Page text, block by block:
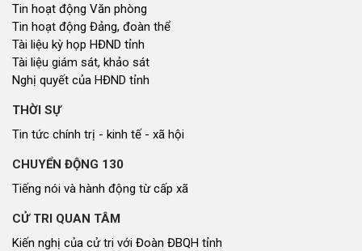
Tin hoạt động Văn phòng
Tin hoạt động Đảng, đoàn thể
Tài liệu kỳ họp HĐND tỉnh
Tài liệu giám sát, khảo sát
Nghị quyết của HĐND tỉnh
THỜI SỰ
Tin tức chính trị - kinh tế - xã hội
CHUYỂN ĐỘNG 130
Tiếng nói và hành động từ cấp xã
CỬ TRI QUAN TÂM
Kiến nghị của cử tri với Đoàn ĐBQH tỉnh